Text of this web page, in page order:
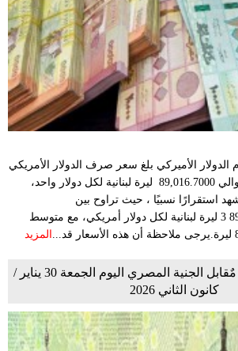
الدولار الأميركي بلغ سعر صرف الدولار الأمريكي
مقابل الليرة اللبنانية حوالي 89,016.7000 ليرة لبنانية لكل دولار واحد،
استقرارًا نسبيًا ، حيث تراوح بين
89,016.7000 و 89,353 3 ليرة لبنانية لكل دولار أمريكي، مع متوسط
المزيد
سعر الليرة اللبنانية مٌقابل الجنية المصري اليوم الجمعة 30 يناير /
كانون الثاني 2026